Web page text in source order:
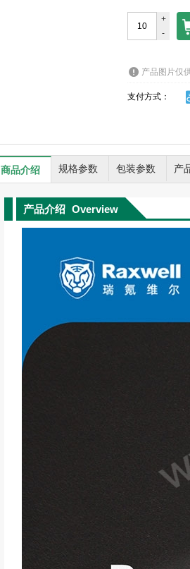
+
-
产品图片仅
支付方式：
商品介绍 规格参数 包装参数 产
产品介绍 Overview